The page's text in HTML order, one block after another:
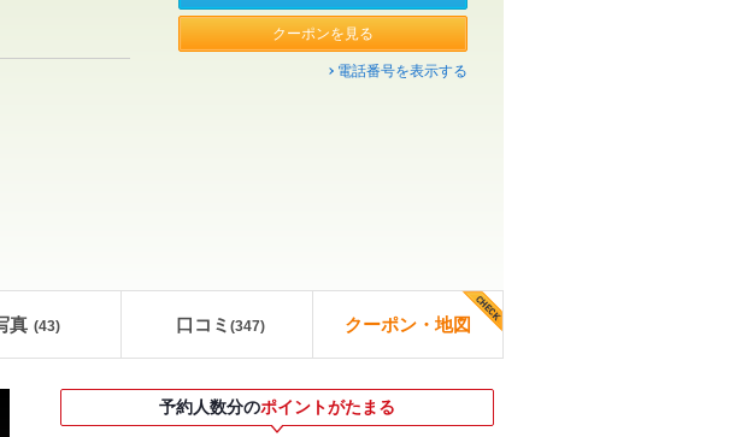
クーポンを見る
電話番号を表示する
真 (43) 口コミ (347) クーポン・地図
予約人数分のポイントがたまる